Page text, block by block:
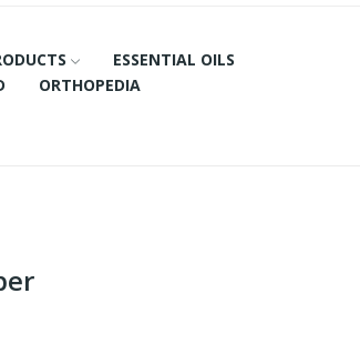
ESSENTIAL OILS
ORTHOPEDIA